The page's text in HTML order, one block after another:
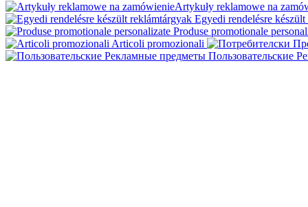
Artykuły reklamowe na
Egyedi rendelésre
Produse promotionale
Articoli promozionali
Пользовательские